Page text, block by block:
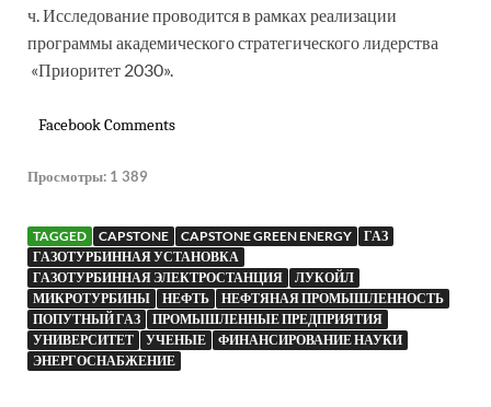
ч. Исследование проводится в рамках реализации
программы академического стратегического лидерства
«Приоритет 2030».
Facebook Comments
Просмотры: 1 389
TAGGED CAPSTONE CAPSTONE GREEN ENERGY
ГАЗ
ГАЗОТУРБИННАЯ УСТАНОВКА
ГАЗОТУРБИННАЯ ЭЛЕКТРОСТАНЦИЯ
ЛУКОЙЛ
МИКРОТУРБИНЫ
НЕФТЬ
НЕФТЯНАЯ ПРОМЫШЛЕННОСТЬ
ПОПУТНЫЙ ГАЗ
ПРОМЫШЛЕННЫЕ ПРЕДПРИЯТИЯ
УНИВЕРСИТЕТ
УЧЕНЫЕ
ФИНАНСИРОВАНИЕ НАУКИ
ЭНЕРГОСНАБЖЕНИЕ